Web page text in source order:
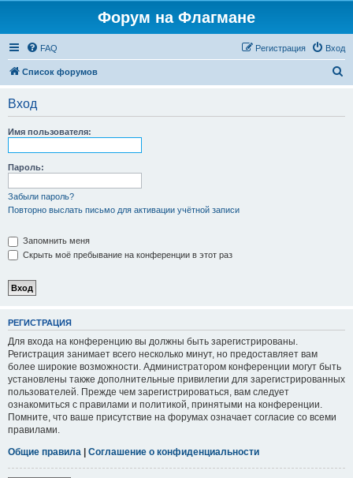
Форум на Флагмане
FAQ Вход
Регистрация
Список форумов
Вход
Имя пользователя:
Пароль:
Забыли пароль?
Повторно выслать письмо для активации учётной записи
Запомнить меня
Скрыть моё пребывание на конференции в этот раз
РЕГИСТРАЦИЯ
Для входа на конференцию вы должны быть зарегистрированы.
Регистрация занимает всего несколько минут, но предоставляет вам
более широкие возможности. Администратором конференции могут быть
установлены также дополнительные привилегии для зарегистрированных
пользователей. Прежде чем зарегистрироваться, вам следует
ознакомиться с правилами и политикой, принятыми на конференции.
Помните, что ваше присутствие на форумах означает согласие со всеми
правилами.
Общие правила | Соглашение о конфиденциальности